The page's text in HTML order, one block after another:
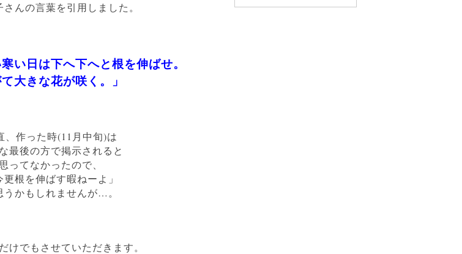
んの言葉を引用しました。
寒い日は下へ下へと根を伸ばせ。
大きな花が咲く。」
、作った時(11月中旬)は
最後の方で掲示されると
思ってなかったので、
更根を伸ばす暇ねーよ」
うかもしれませんが…。
けでもさせていただきます。